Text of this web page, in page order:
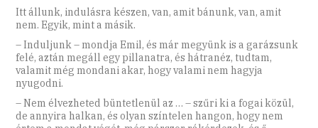
Itt állunk, indulásra készen, van, amit bánunk, van, amit
nem. Egyik, mint a másik.
– Induljunk – mondja Emil, és már megyünk is a garázsunk
felé, aztán megáll egy pillanatra, és hátranéz, tudtam,
valamit még mondani akar, hogy valami nem hagyja
nyugodni.
– Nem élvezheted büntetlenül az … – szűri ki a fogai közül,
de annyira halkan, és olyan színtelen hangon, hogy nem